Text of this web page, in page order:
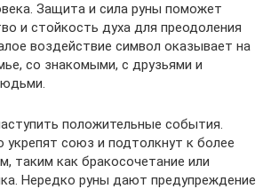
Защита и сила руны поможет
и стойкость духа для преодоления
воздействие символ оказывает на
со знакомыми, с друзьями и
положительные события.
союз и подтолкнут к более
таким как бракосочетание или
Нередко руны дают предупреждение